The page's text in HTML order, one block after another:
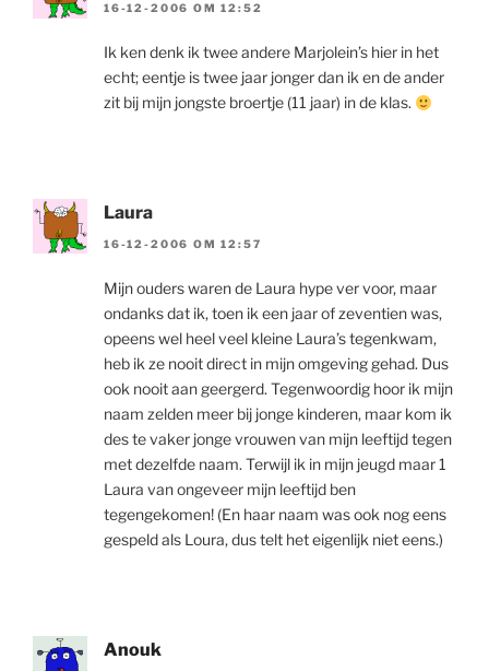
16-12-2006 OM 12:52
Ik ken denk ik twee andere Marjolein’s hier in het
echt; eentje is twee jaar jonger dan ik en de ander
zit bij mijn jongste broertje (11 jaar) in de klas.
Laura
16-12-2006 OM 12:57
Mijn ouders waren de Laura hype ver voor, maar
ondanks dat ik, toen ik een jaar of zeventien was,
opeens wel heel veel kleine Laura’s tegenkwam,
heb ik ze nooit direct in mijn omgeving gehad. Dus
ook nooit aan geergerd. Tegenwoordig hoor ik mijn
naam zelden meer bij jonge kinderen, maar kom ik
des te vaker jonge vrouwen van mijn leeftijd tegen
met dezelfde naam. Terwijl ik in mijn jeugd maar 1
Laura van ongeveer mijn leeftijd ben
tegengekomen! (En haar naam was ook nog eens
gespeld als Loura, dus telt het eigenlijk niet eens.)
Anouk